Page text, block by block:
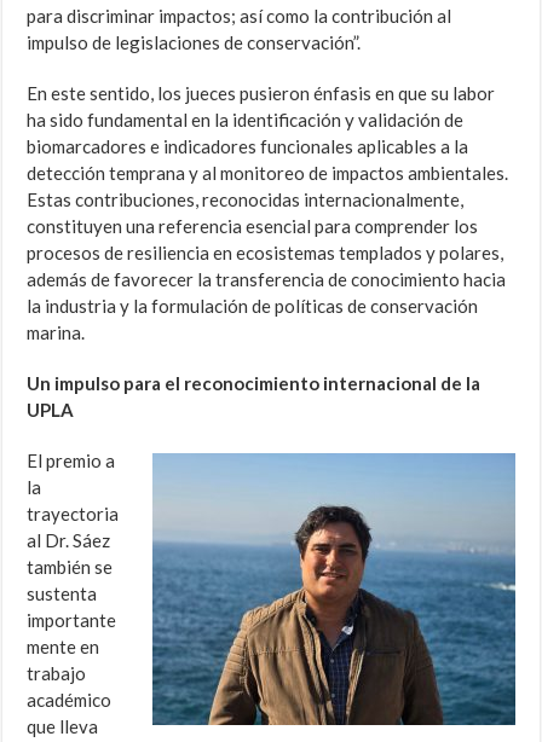
para discriminar impactos; así como la contribución al
impulso de legislaciones de conservación”.
En este sentido, los jueces pusieron énfasis en que su labor
ha sido fundamental en la identificación y validación de
biomarcadores e indicadores funcionales aplicables a la
detección temprana y al monitoreo de impactos ambientales.
Estas contribuciones, reconocidas internacionalmente,
constituyen una referencia esencial para comprender los
procesos de resiliencia en ecosistemas templados y polares,
además de favorecer la transferencia de conocimiento hacia
la industria y la formulación de políticas de conservación
marina.
Un impulso para el reconocimiento internacional de la
UPLA
El premio a
la
trayectoria
al Dr. Sáez
también se
sustenta
importante
mente en
trabajo
académico
que lleva